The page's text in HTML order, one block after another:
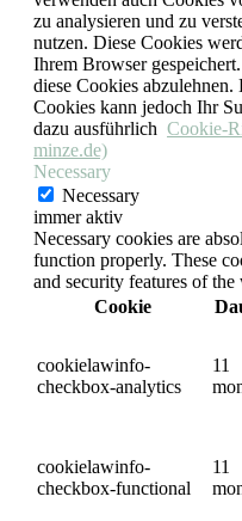
zu analysieren und zu
nutzen. Diese Cookies
Ihrem Browser
diese Cookies
Cookies kann jedoch Ihr
dazu ausführlich Cookie-
minze.de)
Necessary
Necessary
immer aktiv
Necessary cookies are
function properly. These
and security features of
Cookie
cookielawinfo-
checkbox-analytics
11
cookielawinfo-
checkbox-functional
11